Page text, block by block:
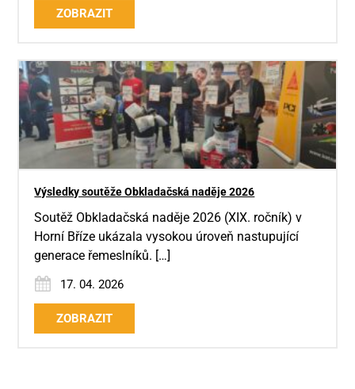
ZOBRAZIT
Výsledky soutěže Obkladačská naděje 2026
Soutěž Obkladačská naděje 2026 (XIX. ročník) v
Horní Bříze ukázala vysokou úroveň nastupující
generace řemeslníků. […]
17. 04. 2026
ZOBRAZIT